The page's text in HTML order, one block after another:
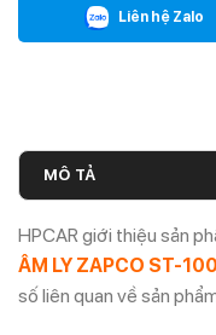
Liên hệ Zalo
MÔ TẢ
HPCAR giới thiệu sản
ÂM LY ZAPCO ST-
số liên quan về sản